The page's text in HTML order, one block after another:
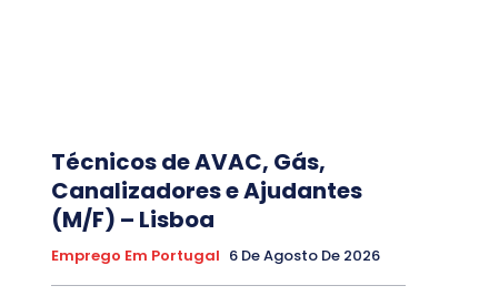
Técnicos de AVAC, Gás,
Canalizadores e Ajudantes
(M/F) – Lisboa
Emprego Em Portugal 6 De Agosto De 2026